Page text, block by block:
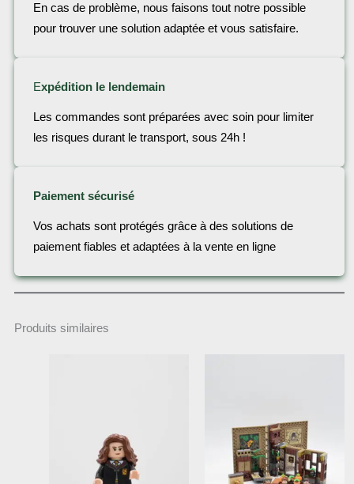
En cas de problème, nous faisons tout notre possible
pour trouver une solution adaptée et vous satisfaire.
Expédition le lendemain
Les commandes sont préparées avec soin pour limiter
les risques durant le transport, sous 24h !
Paiement sécurisé
Vos achats sont protégés grâce à des solutions de
paiement fiables et adaptées à la vente en ligne
Produits similaires